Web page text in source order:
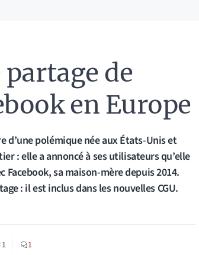
de
en Europe
d’une polémique née aux États-Unis et
: elle a annoncé à ses utilisateurs qu’elle
sa maison-mère depuis 2014.
: il est inclus dans les nouvelles CGU.
1 1